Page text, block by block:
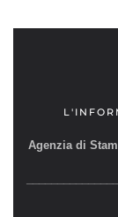
Agenzia di